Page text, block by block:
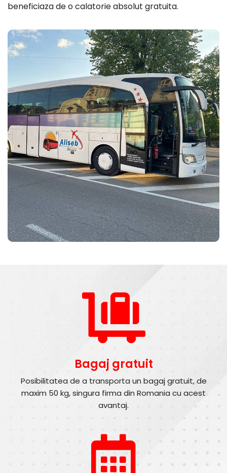
beneficiaza de o calatorie absolut gratuita.
Bagaj gratuit
Posibilitatea de a transporta un bagaj gratuit, de
maxim 50 kg, singura firma din Romania cu acest
avantaj.